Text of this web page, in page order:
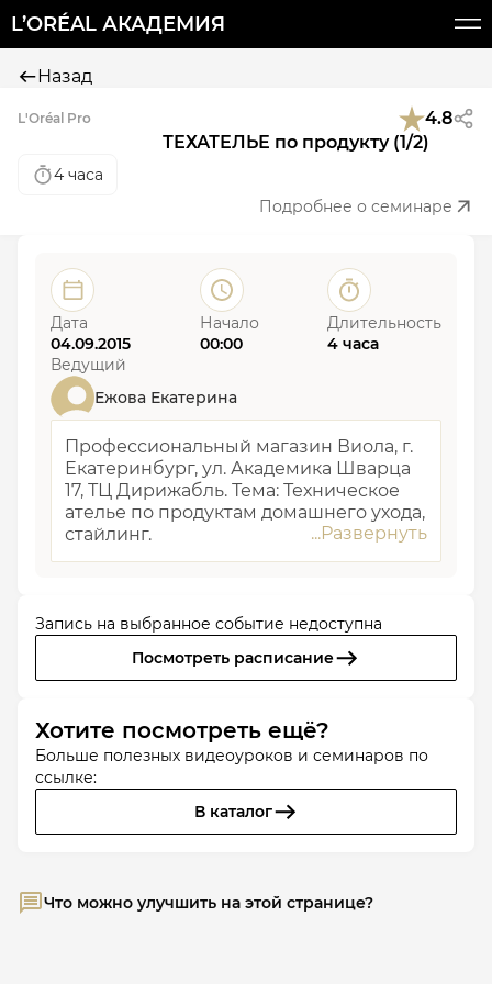
L’ORÉAL АКАДЕМИЯ
Назад
L'Oréal Pro
4.8
ТЕХАТЕЛЬЕ по продукту (1/2)
4 часа
Подробнее о семинаре
Дата
04.09.2015
Начало
00:00
Длительность
4 часа
Ведущий
Ежова Екатерина
Профессиональный магазин Виола, г.
Екатеринбург, ул. Академика Шварца
17, ТЦ Дирижабль. Тема: Техническое
ателье по продуктам домашнего ухода,
стайлинг.
Запись на выбранное событие недоступна
Посмотреть расписание
Хотите посмотреть ещё?
Больше полезных видеоуроков и семинаров по
ссылке:
В каталог
Что можно улучшить на этой странице?